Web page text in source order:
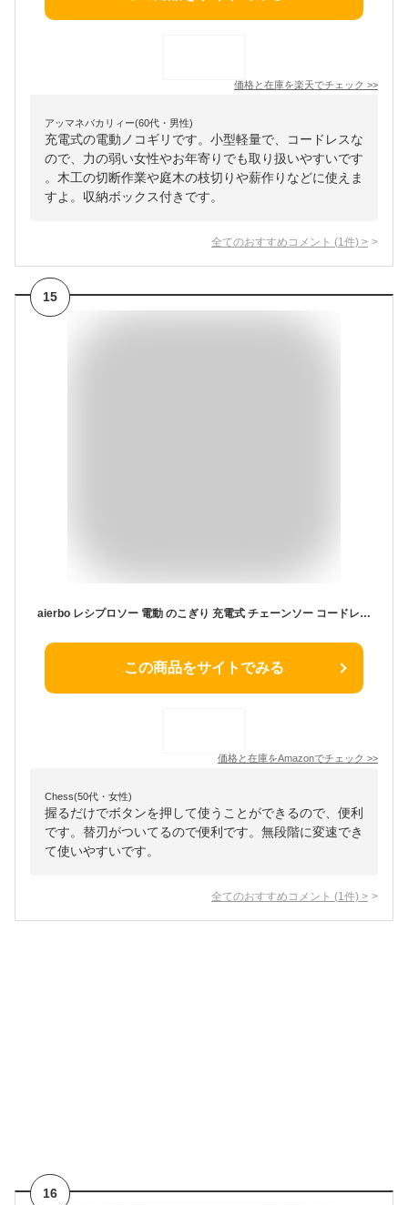
価格と在庫を楽天でチェック >>
アッマネバカリィー(60代・男性)
充電式の電動ノコギリです。小型軽量で、コードレスな
ので、力の弱い女性やお年寄りでも取り扱いやすいです
。木工の切断作業や庭木の枝切りや薪作りなどに使えま
すよ。収納ボックス付きです。
全てのおすすめコメント (1 件) >
15
aierbo レシプロソー 電動 のこぎり 充電式 チェーンソー コードレス 家庭用 無段変速 金工 木工 切断 電動ノコ 電動ノコギリ ミニチェーンソー ハンディバッテリーチェーンソー 強力 片手 軽量 職人 日本語取扱説明書付 電動のこぎり 小型 女性 庭木剪定電動ノコギリ saw 丸ノコ (7500mAhバッテリー*2)
この商品をサイトでみる
価格と在庫をAmazonでチェック >>
Chess(50代・女性)
握るだけでボタンを押して使うことができるので、便利
です。替刃がついてるので便利です。無段階に変速でき
て使いやすいです。
全てのおすすめコメント (1 件) >
16